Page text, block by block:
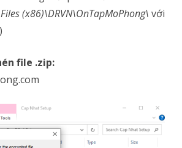
(x86)\DRVN\OnTapMoPhong\ với
file .zip: